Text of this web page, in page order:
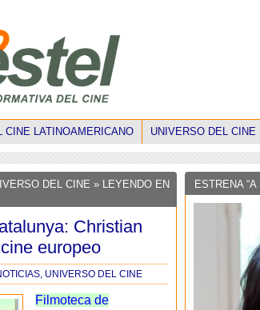
CINE LATINOAMERICANO UNIVERSO DEL CINE
DEL CINE » LEYENDO EN
Christian
europeo
UNIVERSO DEL CINE
Filmoteca de
ESTRENA